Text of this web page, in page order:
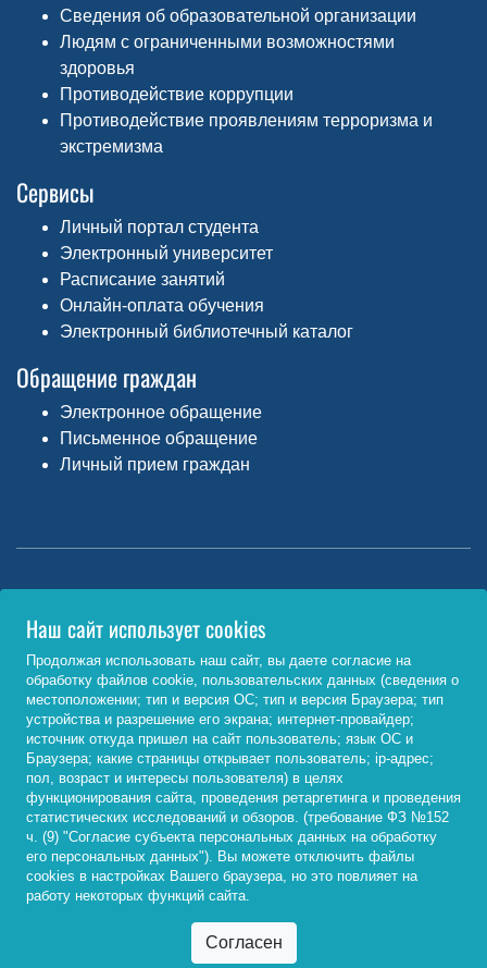
Сведения об образовательной организации
Людям с ограниченными возможностями
здоровья
Противодействие коррупции
Противодействие проявлениям терроризма и
экстремизма
Сервисы
Личный портал студента
Электронный университет
Расписание занятий
Онлайн-оплата обучения
Электронный библиотечный каталог
Обращение граждан
Электронное обращение
Письменное обращение
Личный прием граждан
Министерство науки и высшего образования РФ
http://www.minobrnauki.gov.ru/
Министерство просвещения РФ
https://edu.gov.ru/
Федеральный портал «Российское образование»
http://www.edu.ru/
© 2026, ФГБОУ ВО «Байкальский государственный
университет»
Наш сайт использует cookies
Продолжая использовать наш сайт, вы даете согласие на
обработку файлов cookie, пользовательских данных (сведения о
местоположении; тип и версия ОС; тип и версия Браузера; тип
устройства и разрешение его экрана; интернет-провайдер;
источник откуда пришел на сайт пользователь; язык ОС и
Браузера; какие страницы открывает пользователь; ip-адрес;
пол, возраст и интересы пользователя) в целях
функционирования сайта, проведения ретаргетинга и проведения
статистических исследований и обзоров. (требование ФЗ №152
ч. (9) "Согласие субъекта персональных данных на обработку
его персональных данных"). Вы можете отключить файлы
cookies в настройках Вашего браузера, но это повлияет на
работу некоторых функций сайта.